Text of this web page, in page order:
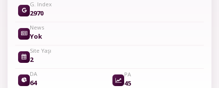
G. Index
2970
News
Yok
Site Yaşı
2
DA
64
PA
45